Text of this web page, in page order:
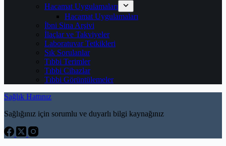
Hacamat Uygulamaları
Hacamat Uygulamaları
İbni Sina Arşivi
İlaçlar ve Takviyeler
Laboratuvar Tetkikleri
Sık Sorulanlar
Tıbbi Terimler
Tıbbi Cihazlar
Tıbbi Görüntülemeler
Sağlık Hattınız
Sağlığınız için sorumlu ve duyarlı bilgi kaynağınız